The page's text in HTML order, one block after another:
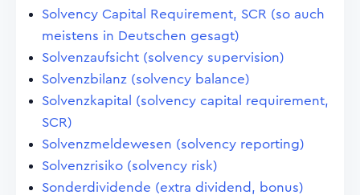
Solvency Capital Requirement, SCR (so auch
meistens in Deutschen gesagt)
Solvenzaufsicht (solvency supervision)
Solvenzbilanz (solvency balance)
Solvenzkapital (solvency capital requirement,
SCR)
Solvenzmeldewesen (solvency reporting)
Solvenzrisiko (solvency risk)
Sonderdividende (extra dividend, bonus)